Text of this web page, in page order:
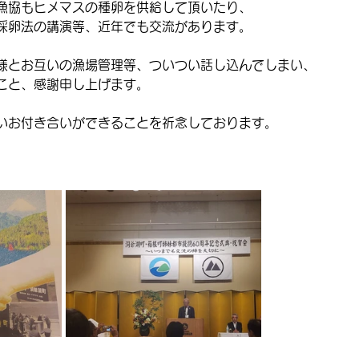
もヒメマスの種卵を供給して頂いたり、
卵法の講演等、近年でも交流があります。
とお互いの漁場管理等、ついつい話し込んでしまい、
、感謝申し上げます。
お付き合いができることを祈念しております。